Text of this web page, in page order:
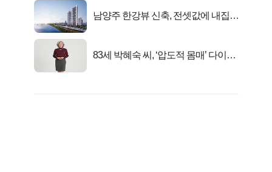
남양주 한강뷰 신축, 전셋값에 내집마
83세 박혜숙 씨, ‘압도적 몸매’ 다이어